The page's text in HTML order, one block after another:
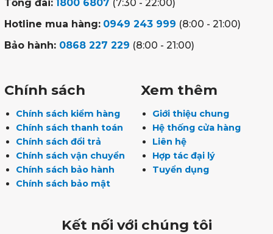
Tổng đài: 1800 6807 (7:30 - 22:00)
Hotline mua hàng: 0949 243 999 (8:00 - 21:00)
Bảo hành: 0868 227 229 (8:00 - 21:00)
Chính sách
Chính sách kiểm hàng
Chính sách thanh toán
Chính sách đổi trả
Chính sách vận chuyển
Chính sách bảo hành
Chính sách bảo mật
Xem thêm
Giới thiệu chung
Hệ thống cửa hàng
Liên hệ
Hợp tác đại lý
Tuyển dụng
Kết nối với chúng tôi